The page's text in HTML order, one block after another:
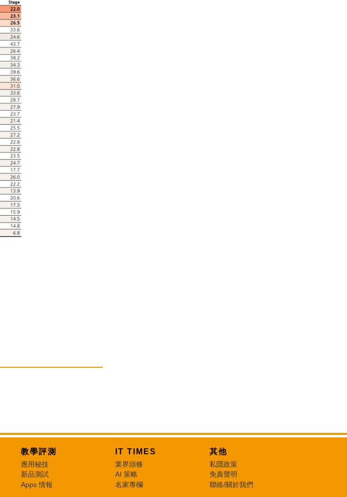
教學評測
應用秘技
新品測試
Apps 情報
IT TIMES
業界頭條
AI 策略
名家專欄
其他
私隱政策
免責聲明
聯絡/關於我們